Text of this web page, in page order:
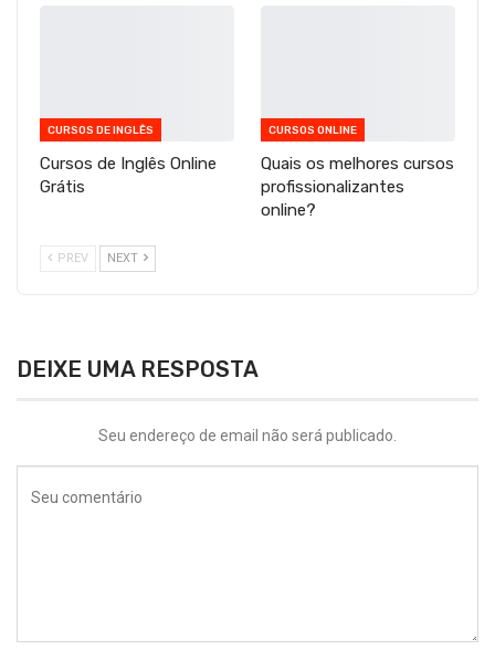
CURSOS DE INGLÊS
Cursos de Inglês Online
Grátis
CURSOS ONLINE
Quais os melhores cursos
profissionalizantes
online?
PREV NEXT
DEIXE UMA RESPOSTA
Seu endereço de email não será publicado.